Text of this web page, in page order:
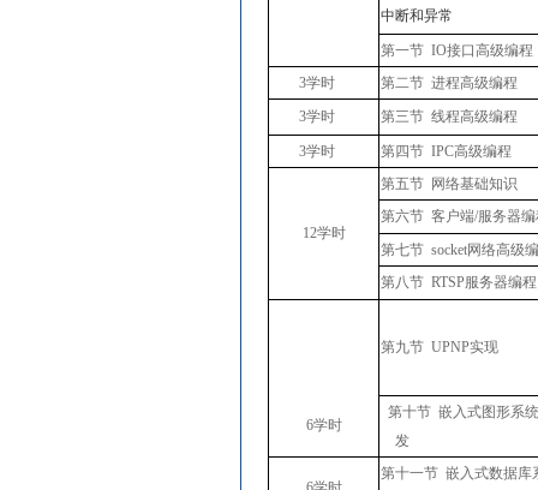
中断和异常
第一节 IO接口高级编程
3学时
第二节 进程高级编程
3学时
第三节 线程高级编程
3学时 第四节 IPC高级编程
12学时
第五节 网络基础知识
第六节 客户端/服务器
第七节 socket网络高级
第八节 RTSP服务器编程
第九节 UPNP实现
6学时
第十节 嵌入式图形系
发
第十一节 嵌入式数据库